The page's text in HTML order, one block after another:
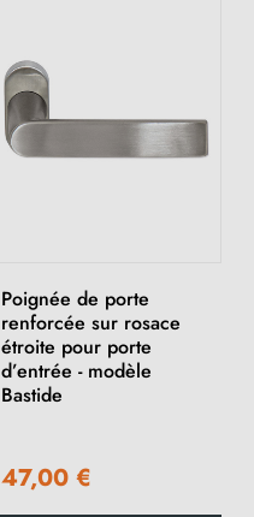
Poignée de porte
renforcée sur rosace
étroite pour porte
d’entrée - modèle
Bastide
47,00 €